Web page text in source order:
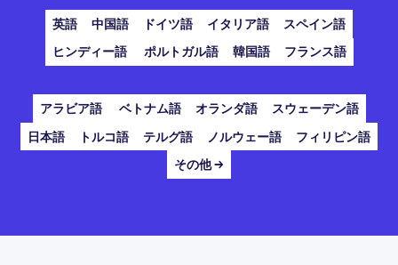
英語 中国語 ドイツ語 イタリア語
スペイン語
ヒンディー語
ポルトガル語 韓国語 フランス語
アラビア語 ベトナム語 オランダ語
スウェーデン語
日本語
トルコ語 テルグ語 ノルウェー語
フィリピン語
その他 →